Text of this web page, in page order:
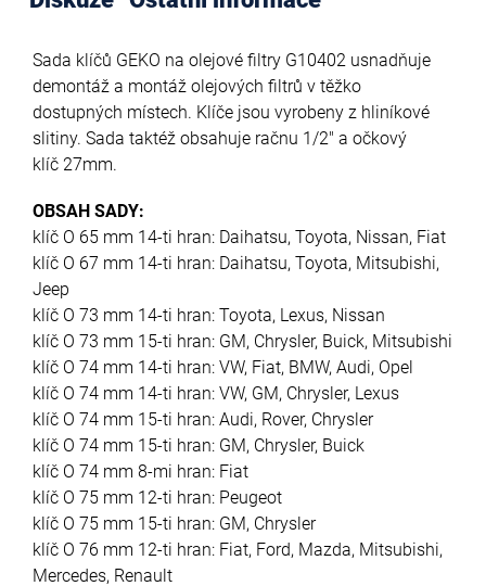
Sada klíčů GEKO na olejové filtry G10402 usnadňuje
demontáž a montáž olejových filtrů v těžko
dostupných místech. Klíče jsou vyrobeny z hliníkové
slitiny. Sada taktéž obsahuje račnu 1/2" a očkový
klíč 27mm.
OBSAH SADY:
klíč O 65 mm 14-ti hran: Daihatsu, Toyota, Nissan, Fiat
klíč O 67 mm 14-ti hran: Daihatsu, Toyota, Mitsubishi,
Jeep
klíč O 73 mm 14-ti hran: Toyota, Lexus, Nissan
klíč O 73 mm 15-ti hran: GM, Chrysler, Buick, Mitsubishi
klíč O 74 mm 14-ti hran: VW, Fiat, BMW, Audi, Opel
klíč O 74 mm 14-ti hran: VW, GM, Chrysler, Lexus
klíč O 74 mm 15-ti hran: Audi, Rover, Chrysler
klíč O 74 mm 15-ti hran: GM, Chrysler, Buick
klíč O 74 mm 8-mi hran: Fiat
klíč O 75 mm 12-ti hran: Peugeot
klíč O 75 mm 15-ti hran: GM, Chrysler
klíč O 76 mm 12-ti hran: Fiat, Ford, Mazda, Mitsubishi,
Mercedes, Renault